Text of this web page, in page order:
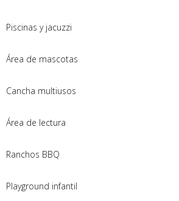
Piscinas y jacuzzi
Área de mascotas
Cancha multiusos
Área de lectura
Ranchos BBQ
Playground infantil